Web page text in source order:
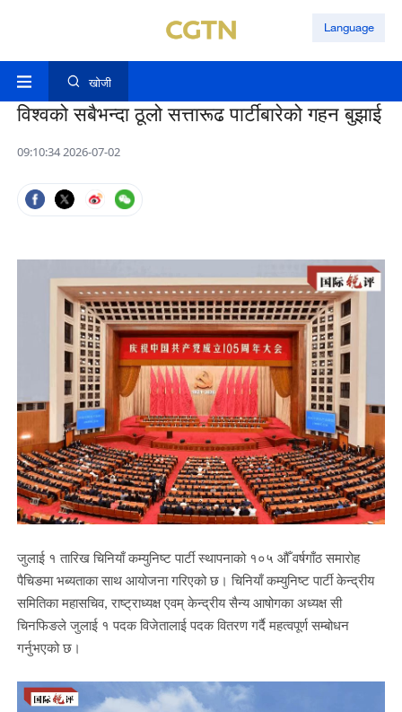
Language
खोजी
विश्वको सबैभन्दा ठूलो सत्तारूढ पार्टीबारेको गहन बुझाई
09:10:34 2026-07-02
जुलाई १ तारिख चिनियाँ कम्युनिष्ट पार्टी स्थापनाको १०५ औँ वर्षगाँठ समारोह
पैचिङमा भब्यताका साथ आयोजना गरिएको छ। चिनियाँ कम्युनिष्ट पार्टी केन्द्रीय
समितिका महासचिव, राष्ट्राध्यक्ष एवम् केन्द्रीय सैन्य आषोगका अध्यक्ष सी
चिनफिङले जुलाई १ पदक विजेतालाई पदक वितरण गर्दै महत्वपूर्ण सम्बोधन
गर्नुभएको छ।